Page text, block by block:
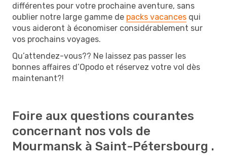
différentes pour votre prochaine aventure, sans
oublier notre large gamme de packs vacances qui
vous aideront à économiser considérablement sur
vos prochains voyages.
Qu’attendez-vous?? Ne laissez pas passer les
bonnes affaires d’Opodo et réservez votre vol dès
maintenant?!
Foire aux questions courantes
concernant nos vols de
Mourmansk à Saint-Pétersbourg .